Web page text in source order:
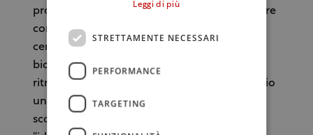
produttori sono stati concordi nel sottolineare
come i vini del vulcano siano ormai una
certezza e non una moda, come in un
bicchiere di Nerello Mascalese sia possibile
ritrovare tutte le caratteristiche di un territorio
unico che per molti di loro rappresenta una
scommessa quotidiana, come all’ombra di
Leggi di più
STRETTAMENTE NECESSARI
PERFORMANCE
TARGETING